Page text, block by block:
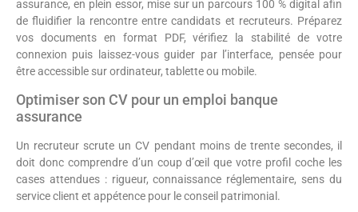
assurance, en plein essor, mise sur un parcours 100 % digital afin
de fluidifier la rencontre entre candidats et recruteurs. Préparez
vos documents en format PDF, vérifiez la stabilité de votre
connexion puis laissez-vous guider par l’interface, pensée pour
être accessible sur ordinateur, tablette ou mobile.
Optimiser son CV pour un emploi banque
assurance
Un recruteur scrute un CV pendant moins de trente secondes, il
doit donc comprendre d’un coup d’œil que votre profil coche les
cases attendues : rigueur, connaissance réglementaire, sens du
service client et appétence pour le conseil patrimonial.